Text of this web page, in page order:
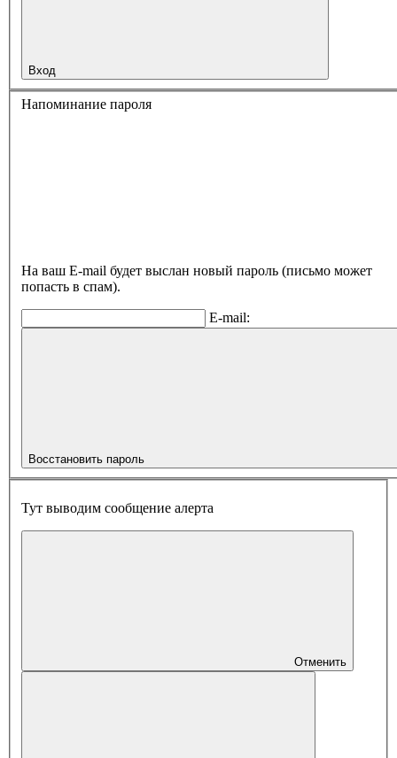
Вход
Напоминание пароля
На ваш E-mail будет выслан новый пароль (письмо может
попасть в спам).
E-mail:
Восстановить пароль
Тут выводим сообщение алерта
Отменить